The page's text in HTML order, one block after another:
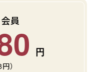
法
のお問い合わせ
員
円）